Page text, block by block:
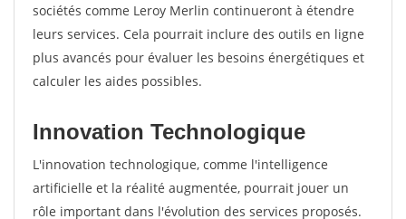
sociétés comme Leroy Merlin continueront à étendre
leurs services. Cela pourrait inclure des outils en ligne
plus avancés pour évaluer les besoins énergétiques et
calculer les aides possibles.
Innovation Technologique
L'innovation technologique, comme l'intelligence
artificielle et la réalité augmentée, pourrait jouer un
rôle important dans l'évolution des services proposés.